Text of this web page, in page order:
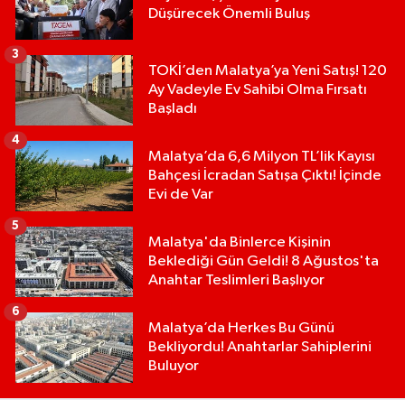
Düşürecek Önemli Buluş
TOKİ’den Malatya’ya Yeni Satış! 120
Ay Vadeyle Ev Sahibi Olma Fırsatı
Başladı
3
Malatya’da 6,6 Milyon TL’lik Kayısı
Bahçesi İcradan Satışa Çıktı! İçinde
Evi de Var
4
Malatya'da Binlerce Kişinin
Beklediği Gün Geldi! 8 Ağustos'ta
Anahtar Teslimleri Başlıyor
5
Malatya’da Herkes Bu Günü
Bekliyordu! Anahtarlar Sahiplerini
Buluyor
6